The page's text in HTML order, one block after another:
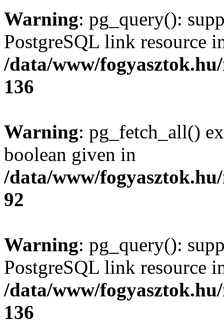
Warning: pg_query():
PostgreSQL link resource
/data/www/
136
Warning: pg_fetch_all()
boolean given in
/data/www/
92
Warning: pg_query():
PostgreSQL link resource
/data/www/
136